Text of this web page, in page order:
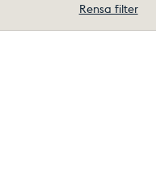
Rensa filter